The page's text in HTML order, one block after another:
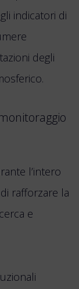
indicatori di
degli
l’intero
rafforzare la
e